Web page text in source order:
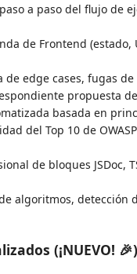
a paso del flujo de
de Frontend (estado,
de edge cases, fugas
propuesta
basada en
del Top 10 de
de bloques JSDoc,
algoritmos, detección
(¡NUEVO! 🎉)